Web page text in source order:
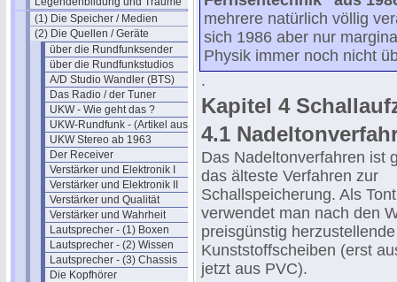
(1) Die Speicher / Medien
(2) Die Quellen / Geräte
über die Rundfunksender
über die Rundfunkstudios
A/D Studio Wandler (BTS)
Das Radio / der Tuner
UKW - Wie geht das ?
UKW-Rundfunk - (Artikel aus 1950)
UKW Stereo ab 1963
Der Receiver
Verstärker und Elektronik I
Verstärker und Elektronik II
Verstärker und Qualität
Verstärker und Wahrheit
Lautsprecher - (1) Boxen
Lautsprecher - (2) Wissen
Lautsprecher - (3) Chassis
Die Kopfhörer
mehrere natürlich völlig
sich 1986 aber nur
Physik immer noch nicht
.
Kapitel 4
4.1
Das Nadeltonverfahren ist
das älteste Verfahren zur
Schallspeicherung. Als
verwendet man nach den
preisgünstig
Kunststoffscheiben (erst
jetzt aus PVC).